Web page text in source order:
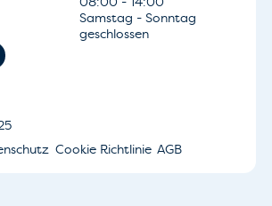
Samstag - Sonntag
geschlossen
Cookie Richtlinie AGB